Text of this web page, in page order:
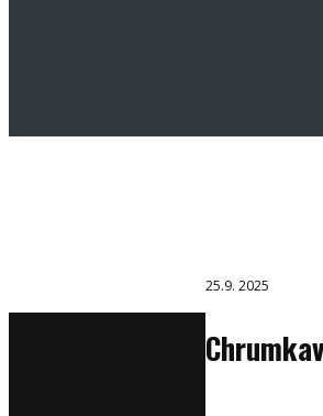
25.9. 2025